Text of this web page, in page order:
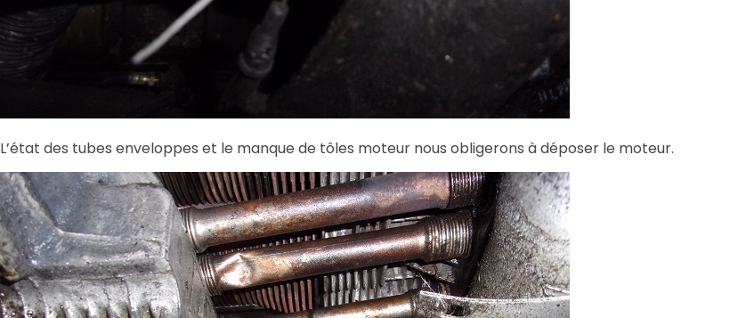
L’état des tubes enveloppes et le manque de tôles moteur nous obligerons à déposer le moteur.